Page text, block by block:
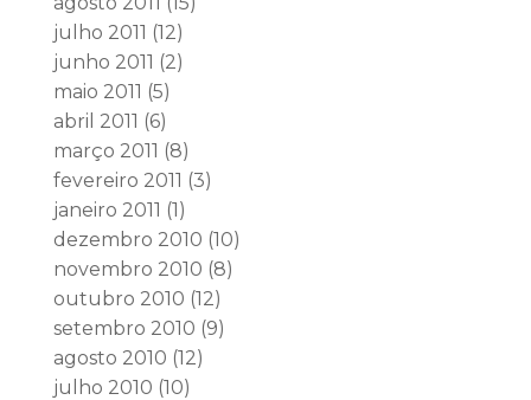
julho 2011 (12)
junho 2011 (2)
maio 2011 (5)
abril 2011 (6)
março 2011 (8)
fevereiro 2011 (3)
janeiro 2011 (1)
dezembro 2010 (10)
novembro 2010 (8)
outubro 2010 (12)
setembro 2010 (9)
agosto 2010 (12)
julho 2010 (10)